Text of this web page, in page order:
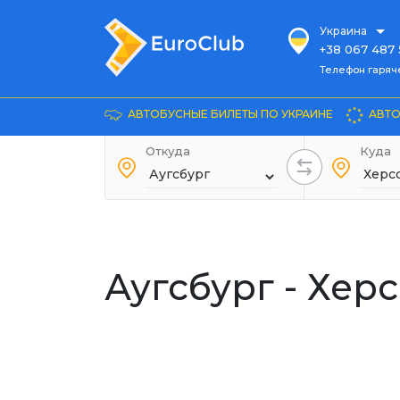
Украина
+38 067 487
Телефон гарячей
Довідка
+38 044 486
+38 067 240
+38 093 153
Телефон
АВТОБУСНЫЕ БИЛЕТЫ ПО УКРАИНЕ
Откуда Куда
Аугсбург -